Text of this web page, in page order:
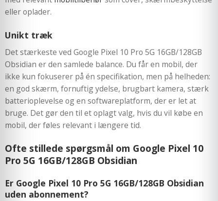
eller oplader.
Unikt træk
Det stærkeste ved Google Pixel 10 Pro 5G 16GB/128GB
Obsidian er den samlede balance. Du får en mobil, der
ikke kun fokuserer på én specifikation, men på helheden:
en god skærm, fornuftig ydelse, brugbart kamera, stærk
batterioplevelse og en softwareplatform, der er let at
bruge. Det gør den til et oplagt valg, hvis du vil købe en
mobil, der føles relevant i længere tid.
Ofte stillede spørgsmål om Google Pixel 10
Pro 5G 16GB/128GB Obsidian
Er Google Pixel 10 Pro 5G 16GB/128GB Obsidian
uden abonnement?